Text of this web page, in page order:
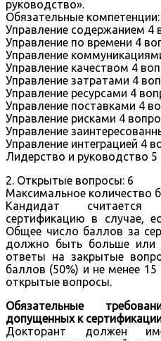
руководство».
Обязательные компетенции:
Управление содержанием 4
Управление по времени 4
Управление
Управление качеством 4
Управление затратами 4
Управление ресурсами 4
Управление поставками 4
Управление рисками 4
Управление
Управление интеграцией 4
Лидерство и руководство 5
2. Открытые вопросы: 6
Максимальное количество
Кандидат
сертификацию в случае,
Общее число баллов за
должно быть больше или
ответы на закрытые
баллов (50%) и не менее
открытые вопросы.
Обязательные
допущенных к
Докторант должен